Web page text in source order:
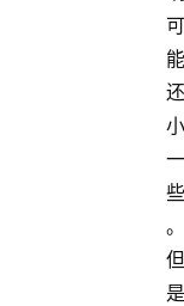
可
能
还
小
一
些
。
但
是